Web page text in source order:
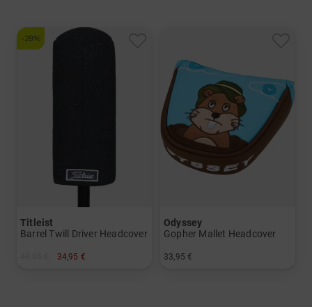
-28%
Titleist
Barrel Twill Driver Headcover
34,95 €
Odyssey
Gopher Mallet Headcover
33,95 €